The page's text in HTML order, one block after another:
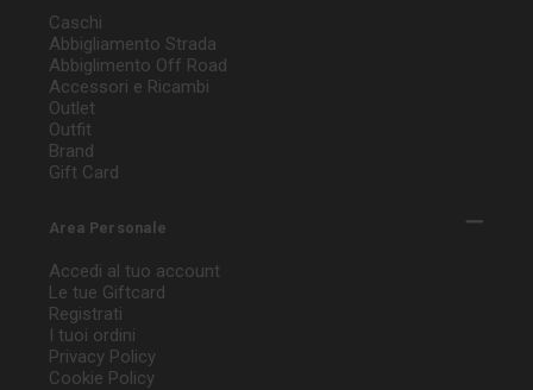
Caschi
Abbigliamento Strada
Abbiglimento Off Road
Accessori e Ricambi
Outlet
Outfit
Brand
Gift Card
Area Personale
Accedi al tuo account
Le tue Giftcard
Registrati
I tuoi ordini
Privacy Policy
Cookie Policy